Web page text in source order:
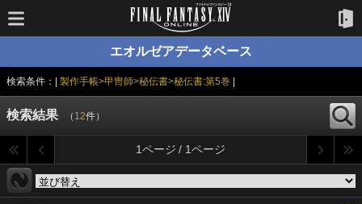
エオルゼアデータベース
検索条件：| 製作手帳>甲冑師>秘伝書>秘伝書:第5巻
検索結果 （ 12件）
1ページ / 1ページ